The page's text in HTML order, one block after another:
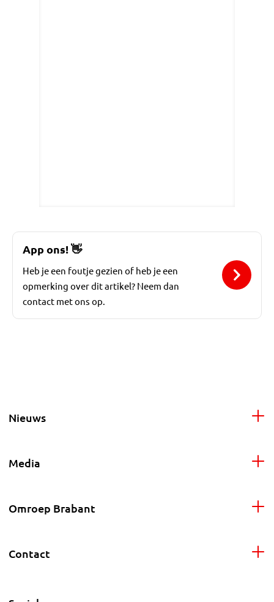
App ons! 👋
Heb je een foutje gezien of heb je een
opmerking over dit artikel? Neem dan
contact met ons op.
Nieuws
Media
Omroep Brabant
Contact